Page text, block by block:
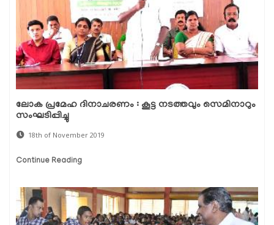
ലോക പ്രമേഹ ദിനാചരണം : കൂട്ട നടത്തവും സെമിനാറും
സംഘടിപ്പിച്ചു
18th of November 2019
Continue Reading